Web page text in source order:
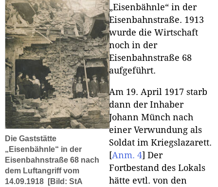
Die Gaststätte
„Eisenbähnle“ in der
Eisenbahnstraße 68 nach
dem Luftangriff vom
14.09.1918
[Bild: StA
„Eisenbähnle“ in der
Eisenbahnstraße. 1913
wurde die Wirtschaft
noch in der
Eisenbahnstraße 68
aufgeführt.
Am 19. April 1917 starb
dann der Inhaber
Johann Münch nach
einer Verwundung als
Soldat im Kriegslazarett.
[Anm. 4] Der
Fortbestand des Lokals
hätte evtl. von den